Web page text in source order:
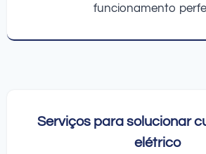
funcionamento
Serviços para solucionar
elétrico